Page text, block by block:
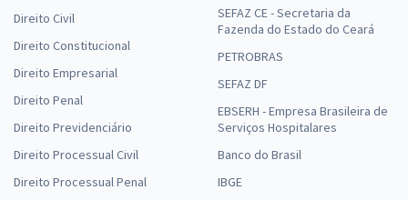
Direito Civil
Direito Constitucional
Direito Empresarial
Direito Penal
Direito Previdenciário
Direito Processual Civil
Direito Processual Penal
SEFAZ CE - Secretaria da
Fazenda do Estado do Ceará
PETROBRAS
SEFAZ DF
EBSERH - Empresa Brasileira de
Serviços Hospitalares
Banco do Brasil
IBGE